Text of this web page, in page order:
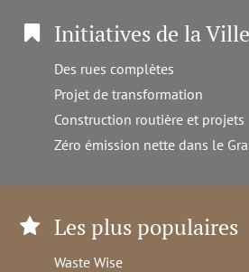
Initiatives de la Ville
Des rues complètes
Projet de transformation
Construction routière et projets
Zéro émission nette dans le
Les plus populaires
Waste Wise